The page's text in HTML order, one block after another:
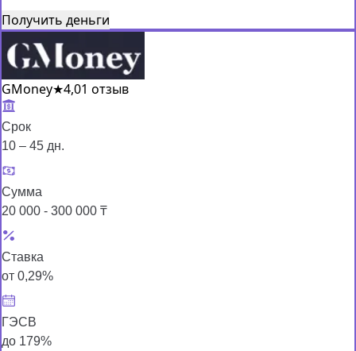
Получить деньги
GMoney★4,01 отзыв
Срок
10 – 45 дн.
Сумма
20 000 - 300 000 ₸
Ставка
от 0,29%
ГЭСВ
до 179%